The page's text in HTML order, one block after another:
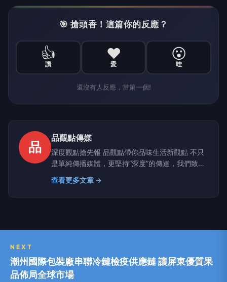
🎯 搶頭香！這篇你的反應？
👍
讚
❤️
愛
😮
哇
還沒有人反應，當第一個!
品
品觀點傳媒
深度觀點搶先報 品觀點帶你品味生活新觀點 不只
是單純傳播媒體，更堅持“深度”的傳達，我們致力
於建立一個具有品質、品味、品行，值得信任的媒
體品牌。聚焦時事議題提供有品、有價值且白色中
立之論點，讓觀眾可以從中獲得最真實的訊息。
查看更多文章 →
NEXT
潮州國際包裝廠串聯冷鏈檢疫供應鏈 讓屏東優質果
品佈局全球市場